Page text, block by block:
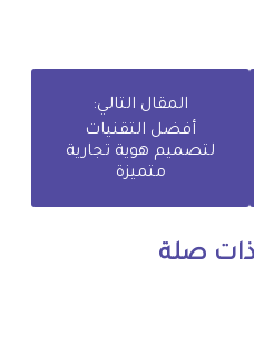
المقال التالي:
أفضل التقنيات
لتصميم هوية تجارية
متميزة
صلة